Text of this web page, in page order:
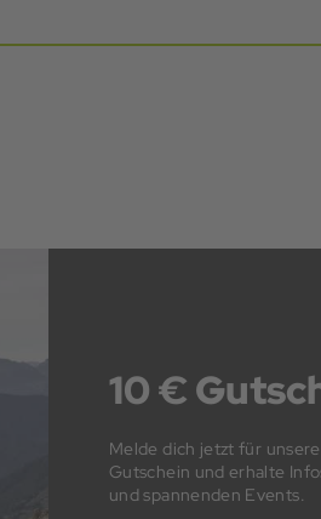
10 €
Melde dich jetzt für
Gutschein und erhalte
und spannenden Events.